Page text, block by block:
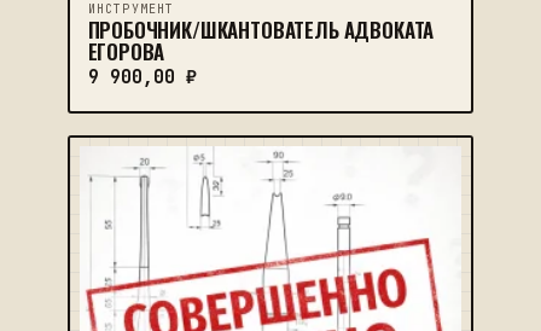
ИНСТРУМЕНТ
ПРОБОЧНИК/ШКАНТОВАТЕЛЬ АДВОКАТА
ЕГОРОВА
9 900,00 ₽